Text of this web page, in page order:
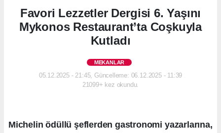
Favori Lezzetler Dergisi 6. Yaşını
Mykonos Restaurant’ta Coşkuyla
Kutladı
MEKANLAR
05.12.2025 - 21:45, Güncelleme: 06.12.2025 - 11:39
21099+ kez okundu.
Michelin ödüllü şeflerden gastronomi yazarlarına,